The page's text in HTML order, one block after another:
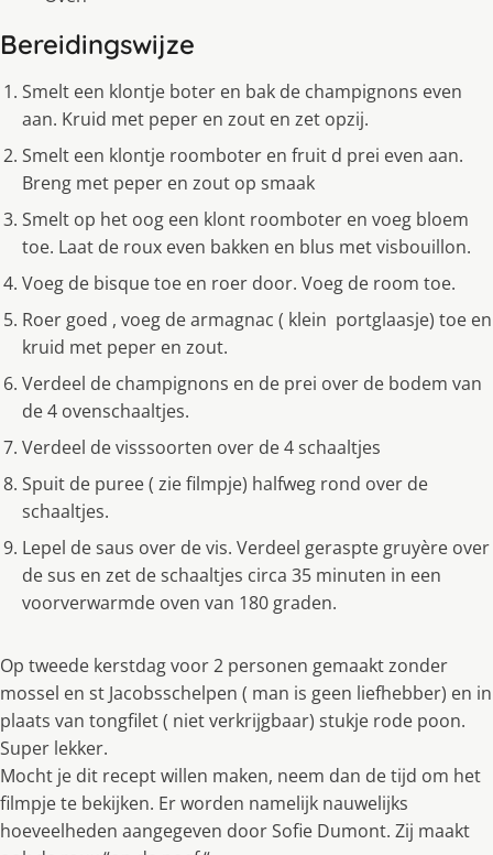
Bereidingswijze
Smelt een klontje boter en bak de champignons even
aan. Kruid met peper en zout en zet opzij.
Smelt een klontje roomboter en fruit d prei even aan.
Breng met peper en zout op smaak
Smelt op het oog een klont roomboter en voeg bloem
toe. Laat de roux even bakken en blus met visbouillon.
Voeg de bisque toe en roer door. Voeg de room toe.
Roer goed , voeg de armagnac ( klein portglaasje) toe en
kruid met peper en zout.
Verdeel de champignons en de prei over de bodem van
de 4 ovenschaaltjes.
Verdeel de visssoorten over de 4 schaaltjes
Spuit de puree ( zie filmpje) halfweg rond over de
schaaltjes.
Lepel de saus over de vis. Verdeel geraspte gruyère over
de sus en zet de schaaltjes circa 35 minuten in een
voorverwarmde oven van 180 graden.
Op tweede kerstdag voor 2 personen gemaakt zonder
mossel en st Jacobsschelpen ( man is geen liefhebber) en in
plaats van tongfilet ( niet verkrijgbaar) stukje rode poon.
Super lekker.
Mocht je dit recept willen maken, neem dan de tijd om het
filmpje te bekijken. Er worden namelijk nauwelijks
hoeveelheden aangegeven door Sofie Dumont. Zij maakt